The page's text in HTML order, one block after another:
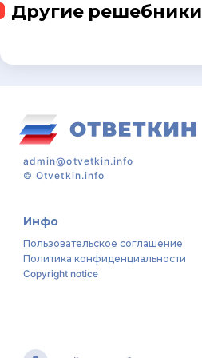
Другие решебники
admin@otvetkin.info
©Otvetkin.info
Инфо
Пользовательское соглашение
Политика конфиденциальности
Copyright notice